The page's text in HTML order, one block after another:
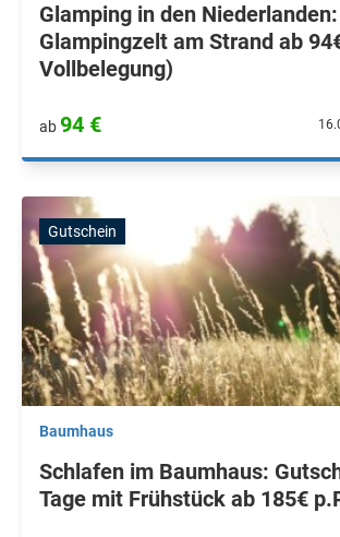
Glamping in den
Glampingzelt am Strand ab
Vollbelegung)
ab94 €
Gutschein
Baumhaus
Schlafen im Baumhaus:
Tage mit Frühstück ab 185€